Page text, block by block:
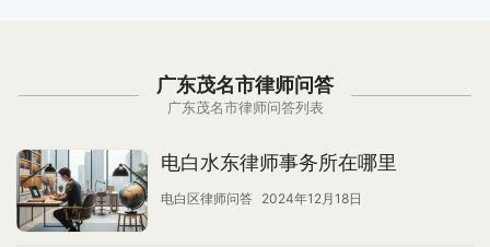
广东茂名市律师问答
广东茂名市律师问答列表
电白水东律师事务所在哪里
电白区律师问答 2024年12月18日